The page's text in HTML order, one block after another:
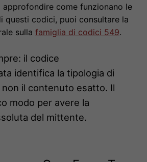
approfondire come funzionano le
questi codici, puoi consultare la
sulla famiglia di codici 549.
il codice
identifica la tipologia di
il contenuto esatto. Il
modo per avere la
del mittente.